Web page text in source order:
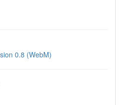
0.8 (WebM)